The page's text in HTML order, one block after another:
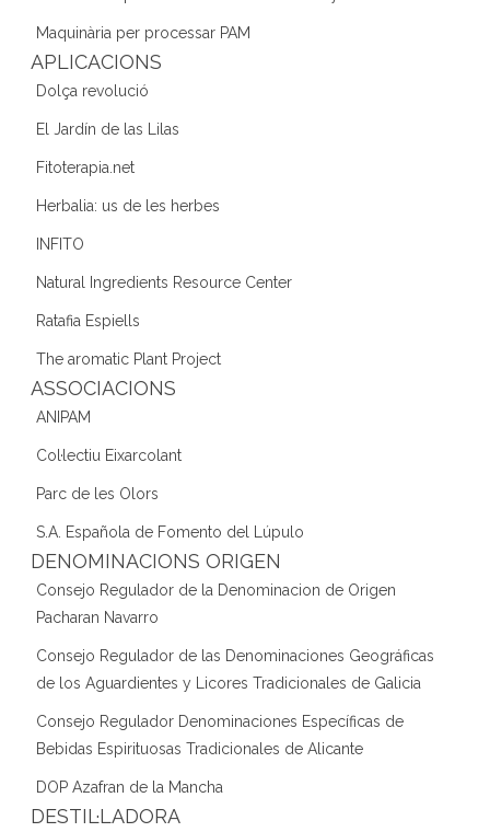
o
k
Maquinària per processar PAM
APLICACIONS
Dolça revolució
El Jardín de las Lilas
Fitoterapia.net
Herbalia: us de les herbes
INFITO
Natural Ingredients Resource Center
Ratafia Espiells
The aromatic Plant Project
ASSOCIACIONS
ANIPAM
Col·lectiu Eixarcolant
Parc de les Olors
S.A. Española de Fomento del Lúpulo
DENOMINACIONS ORIGEN
Consejo Regulador de la Denominacion de Origen
Pacharan Navarro
Consejo Regulador de las Denominaciones Geográficas
de los Aguardientes y Licores Tradicionales de Galicia
Consejo Regulador Denominaciones Específicas de
Bebidas Espirituosas Tradicionales de Alicante
DOP Azafran de la Mancha
DESTIL·LADORA